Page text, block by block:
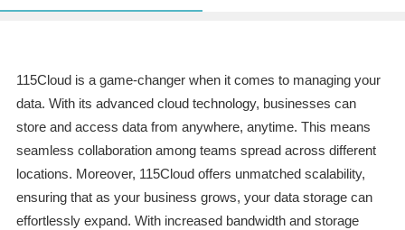
115Cloud is a game-changer when it comes to managing your
data. With its advanced cloud technology, businesses can
store and access data from anywhere, anytime. This means
seamless collaboration among teams spread across different
locations. Moreover, 115Cloud offers unmatched scalability,
ensuring that as your business grows, your data storage can
effortlessly expand. With increased bandwidth and storage